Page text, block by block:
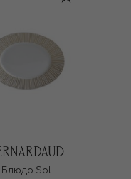
Блюдо Sol